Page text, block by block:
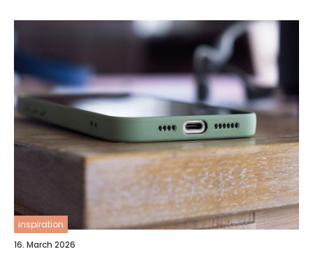
inspiration
16. March 2026